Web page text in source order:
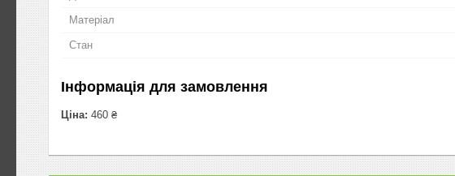
Матеріал
Стан
Інформація для замовлення
Ціна: 460 ₴